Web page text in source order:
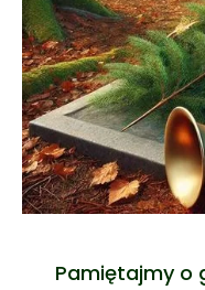
Pamiętajmy o